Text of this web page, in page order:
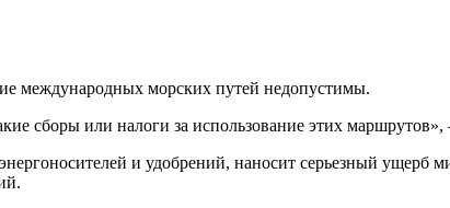
международных морских путей недопустимы.
сборы или налоги за использование этих
и удобрений, наносит серьезный ущерб